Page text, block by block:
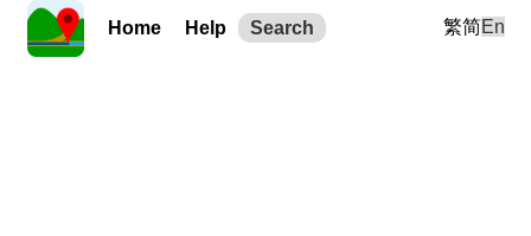
Home Help Search 繁简En